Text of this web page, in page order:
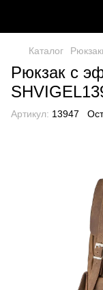
Каталог
Рюкзак с
Артикул: 13947